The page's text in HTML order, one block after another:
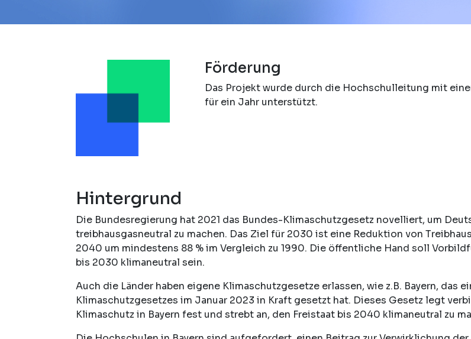
Förderung
Das Projekt wurde durch die Hochschulleitung mit
für ein Jahr unterstützt.
Hintergrund
Die Bundesregierung hat 2021 das Bundes-Klimaschutzgesetz novelliert, um
treibhausgasneutral zu machen. Das Ziel für 2030 ist eine Reduktion von
2040 um mindestens 88 % im Vergleich zu 1990. Die öffentliche Hand soll
bis 2030 klimaneutral sein.
Auch die Länder haben eigene Klimaschutzgesetze erlassen, wie z.B. Bayern, das
Klimaschutzgesetzes im Januar 2023 in Kraft gesetzt hat. Dieses Gesetz legt
Klimaschutz in Bayern fest und strebt an, den Freistaat bis 2040 klimaneutral zu